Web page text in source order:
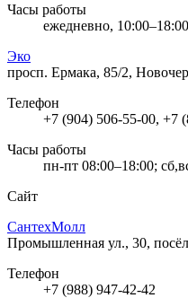
Часы работы
ежедневно, 10:00–18:00
Эко
просп. Ермака, 85/2,
Телефон
+7 (904) 506-55-00, +7
Часы работы
пн-пт 08:00–18:00;
Сайт
СантехМолл
Промышленная ул., 30,
Телефон
+7 (988) 947-42-42